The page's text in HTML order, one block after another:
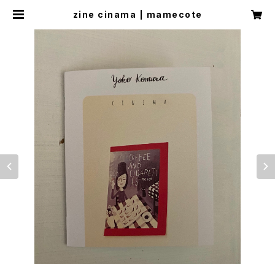
zine cinama | mamecote